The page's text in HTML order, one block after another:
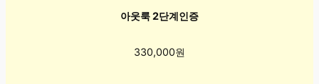
아웃룩 2단계인증
330,000원